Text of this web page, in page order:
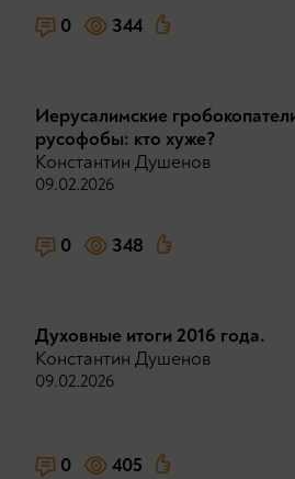
0 344
Иерусалимские
русофобы: кто хуже?
Константин Душенов
09.02.2026
0 348
Духовные итоги 2016 года.
Константин Душенов
09.02.2026
0 405